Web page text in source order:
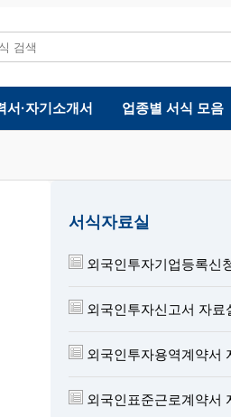
서·자기소개서 업종별 서식 모음
서식자료실
외국인투자기업등록신
외국인투자신고서 자료
외국인투자용역계약서
외국인표준근로계약서